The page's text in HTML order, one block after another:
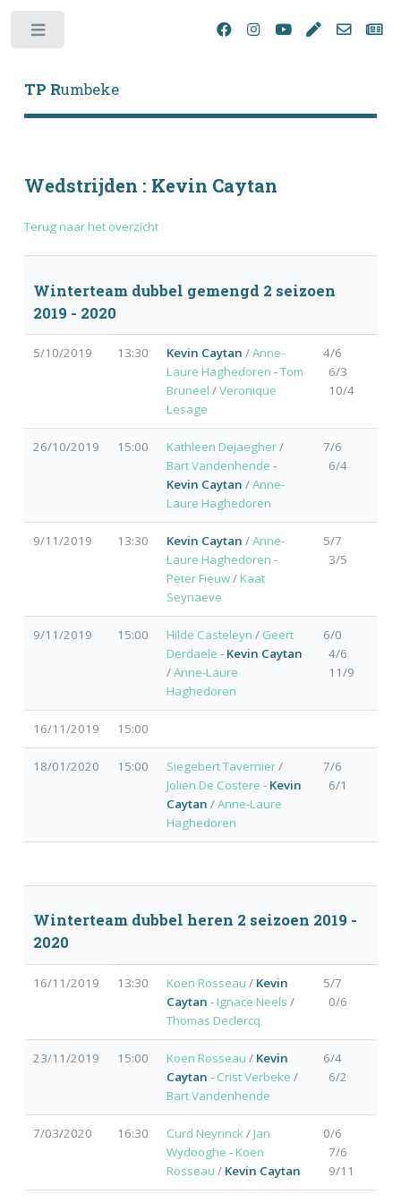
TP Rumbeke
Wedstrijden : Kevin Caytan
Terug naar het overzicht
Winterteam dubbel gemengd 2 seizoen
2019 - 2020
5/10/2019 13:30 Kevin Caytan /Anne-
Laure Haghedoren -Tom
Bruneel /Veronique
Lesage
4/6
6/3
10/4
26/10/2019 15:00 Kathleen Dejaegher/
Bart Vandenhende -
Kevin Caytan /Anne-
Laure Haghedoren
7/6
6/4
9/11/2019 13:30 Kevin Caytan /Anne-
Laure Haghedoren -
Peter Fieuw/ Kaat
Seynaeve
5/7
3/5
9/11/2019 15:00 Hilde Casteleyn / Geert
Derdaele - Kevin Caytan
/Anne-Laure
Haghedoren
6/0
4/6
11/9
16/11/2019 15:00
18/01/2020 15:00 Siegebert Tavernier/
Jolien De Costere - Kevin
Caytan /Anne-Laure
Haghedoren
7/6
6/1
Winterteam dubbel heren 2 seizoen 2019 -
2020
16/11/2019 13:30 Koen Rosseau / Kevin
Caytan - Ignace Neels /
Thomas Declercq
5/7
0/6
23/11/2019 15:00 Koen Rosseau / Kevin
Caytan - Crist Verbeke /
Bart Vandenhende
6/4
6/2
7/03/2020 16:30 Curd Neyrinck/ Jan
Wydooghe - Koen
Rosseau / Kevin Caytan
0/6
7/6
9/11